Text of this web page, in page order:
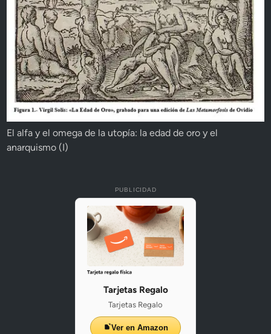
El alfa y el omega de la utopía: la edad de oro y el
anarquismo (I)
PUBLICIDAD
Tarjetas Regalo
Tarjetas Regalo
Ver en Amazon